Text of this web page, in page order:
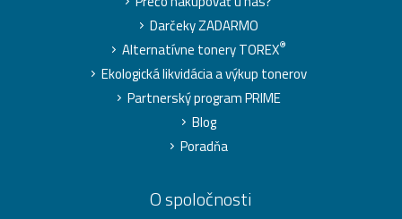
Darčeky ZADARMO
Alternatívne tonery TOREX®
Ekologická likvidácia a výkup tonerov
Partnerský program PRIME
Blog
Poradňa
O spoločnosti